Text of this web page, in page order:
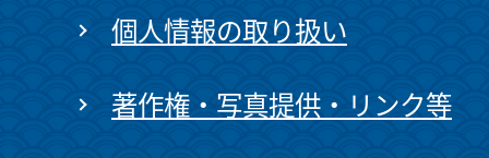
個人情報の取り扱い
著作権・写真提供・リンク等